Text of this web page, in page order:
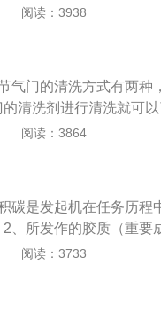
们踩下油门踏板后，其
这样ecu就会命令喷油
长时间使用之后产生
后，车友们一定要重
象。当节气门产生积
清洗完了积碳不匹配电
段时间内出现油耗升高
的学习能力。
阅读：3938
气门的清洗方式有两种
清洗剂进行清洗就可
专用的泡沫清洗剂喷在
阅读：3864
碳是发起机在任务历程
、所发作的胶质（重要
气缸边沿，火花塞，熄
阅读：3733